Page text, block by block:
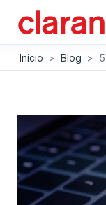
Inicio > Blog >